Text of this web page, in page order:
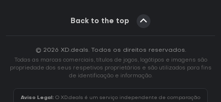
Back to the top
© 2026 XD.deals. Todos os direitos reservados.
Todas as marcas comerciais, títulos de jogos, logótipos e imagens são
propriedade dos seus respetivos proprietários e são utilizados para fins
de identificação e informação.
Aviso Legal: O XD.deals é um serviço independente de comparação